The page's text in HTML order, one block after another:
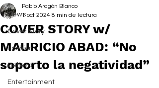
News
Cover Story
Fashion
Belleza
Entertainment
COVER STORY w/
MAURICIO ABAD: “No
soporto la negatividad”
Pablo Aragón Blanco
1 oct 2024 8 min de lectura